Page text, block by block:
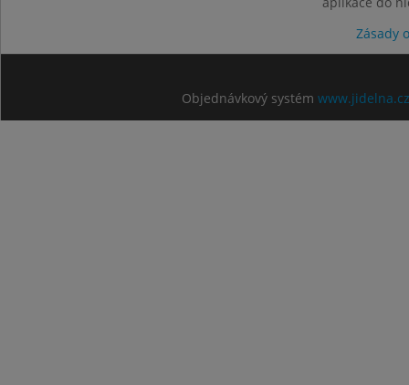
Zásady
Objednávkový systém www.jidelna.cz